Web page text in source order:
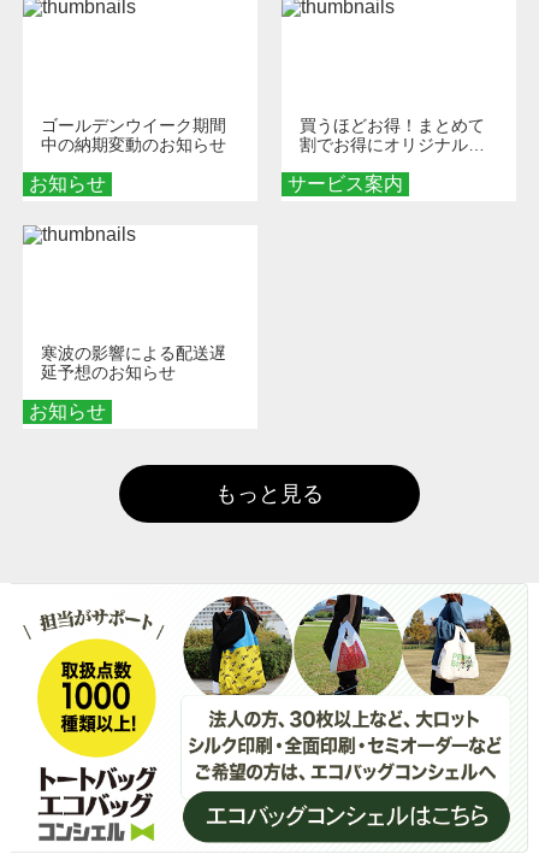
お知らせ
ゴールデンウイーク期間
中の納期変動のお知らせ
サービス案内
買うほどお得！まとめて
割でお得にオリジナルグ
お知らせ
寒波の影響による配送遅
延予想のお知らせ
もっと見る